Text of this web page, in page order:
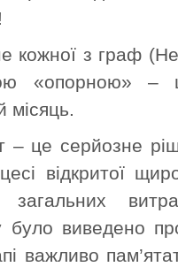
з граф
«опорною» –
місяць.
– це серйозне
відкритої
було виведено
важливо